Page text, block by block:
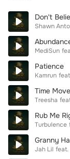
Don't
Shawn
MediSun
Patience
Kamrun
Time
Treesha
Rub Me
Turbulence
Granny
Jah Lil feat.